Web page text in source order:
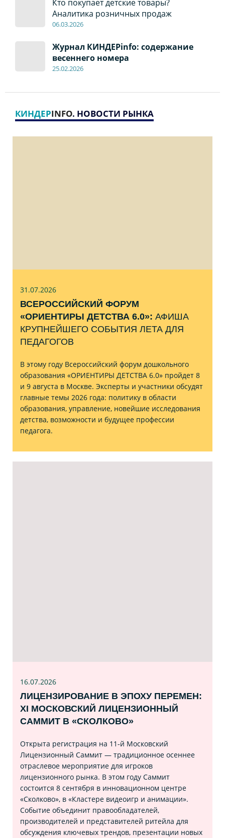
Кто покупает детские товары?
Аналитика розничных продаж
06.03.2026
Журнал КИНДЕРinfo: содержание
весеннего номера
25.02.2026
КИНДЕРINFO. НОВОСТИ РЫНКА
31.07.2026
ВСЕРОССИЙСКИЙ ФОРУМ
«ОРИЕНТИРЫ ДЕТСТВА 6.0»: АФИША
КРУПНЕЙШЕГО СОБЫТИЯ ЛЕТА ДЛЯ
ПЕДАГОГОВ
В этому году Всероссийский форум дошкольного
образования «ОРИЕНТИРЫ ДЕТСТВА 6.0» пройдет 8
и 9 августа в Москве. Эксперты и участники обсудят
главные темы 2026 года: политику в области
образования, управление, новейшие исследования
детства, возможности и будущее профессии
педагога.
16.07.2026
ЛИЦЕНЗИРОВАНИЕ В ЭПОХУ ПЕРЕМЕН:
XI МОСКОВСКИЙ ЛИЦЕНЗИОННЫЙ
САММИТ В «СКОЛКОВО»
Открыта регистрация на 11‑й Московский
Лицензионный Саммит — традиционное осеннее
отраслевое мероприятие для игроков
лицензионного рынка. В этом году Саммит
состоится 8 сентября в инновационном центре
«Сколково», в «Кластере видеоигр и анимации».
Событие объединит правообладателей,
производителей и представителей ритейла для
обсуждения ключевых трендов, презентации новых